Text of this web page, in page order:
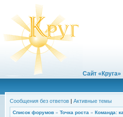
Сайт «Круга»
Сообщения без ответов | Активные темы
Список форумов » Точка роста » Команда: